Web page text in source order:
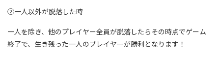
②一人以外が脱落した時
一人を除き、他のプレイヤー全員が脱落したらその時点でゲーム
終了で、生き残った一人のプレイヤーが勝利となります！